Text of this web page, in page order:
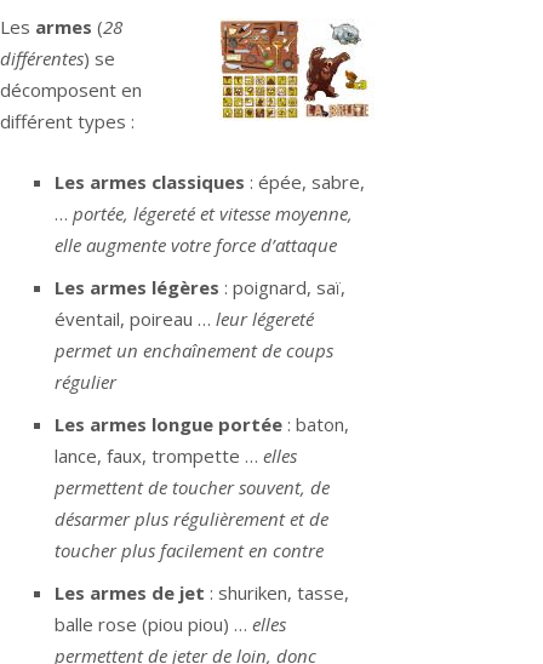
Les armes (28
différentes) se
décomposent en
différent types :
Les armes classiques : épée, sabre,
… portée, légereté et vitesse moyenne,
elle augmente votre force d’attaque
Les armes légères : poignard, saï,
éventail, poireau … leur légereté
permet un enchaînement de coups
régulier
Les armes longue portée : baton,
lance, faux, trompette … elles
permettent de toucher souvent, de
désarmer plus régulièrement et de
toucher plus facilement en contre
Les armes de jet : shuriken, tasse,
balle rose (piou piou) … elles
permettent de jeter de loin, donc